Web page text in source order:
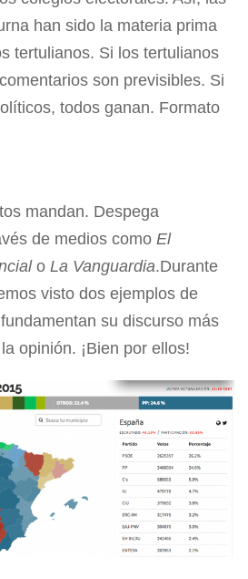
han sido la materia prima
tertulianos. Si los tertulianos
son previsibles. Si
todos ganan. Formato
mandan. Despega
de medios como El
o La Vanguardia.Durante
visto dos ejemplos de
su discurso más
opinión. ¡Bien por ellos!